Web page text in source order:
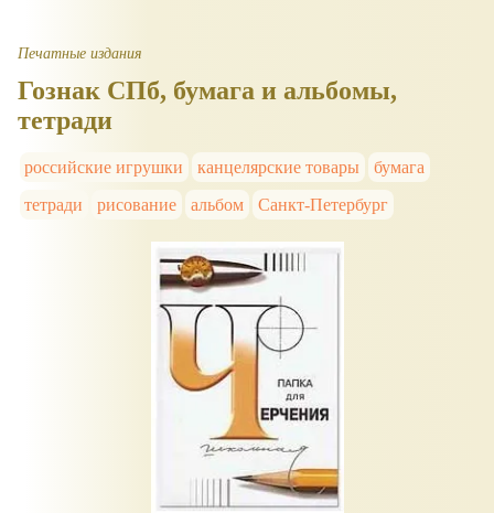
Печатные издания
Гознак СПб, бумага и альбомы,
тетради
российские игрушки канцелярские товары
бумага
тетради
рисование альбом Санкт-Петербург